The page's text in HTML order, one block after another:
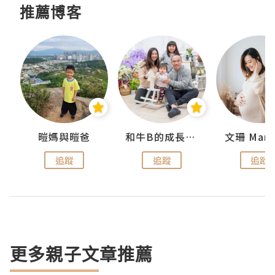
推薦博客
暟媽與暟爸
追蹤
和牛B的成長日記
追蹤
文珊
追蹤
更多親子文章推薦